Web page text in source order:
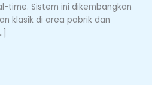
time. Sistem ini dikembangkan
klasik di area pabrik dan